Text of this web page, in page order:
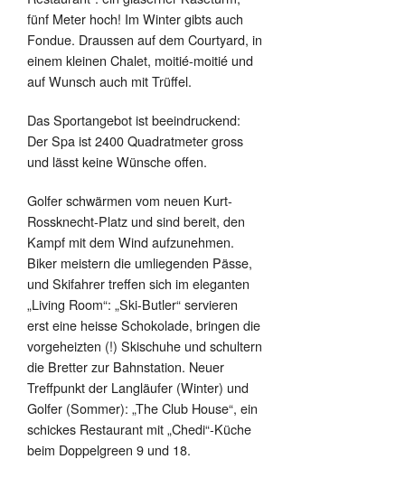
fünf Meter hoch! Im Winter gibts auch
Fondue. Draussen auf dem Courtyard, in
einem kleinen Chalet, moitié-moitié und
auf Wunsch auch mit Trüffel.
Das Sportangebot ist beeindruckend:
Der Spa ist 2400 Quadratmeter gross
und lässt keine Wünsche offen.
Golfer schwärmen vom neuen Kurt-
Rossknecht-Platz und sind bereit, den
Kampf mit dem Wind aufzunehmen.
Biker meistern die umliegenden Pässe,
und Skifahrer treffen sich im eleganten
„Living Room“: „Ski-Butler“ servieren
erst eine heisse Schokolade, bringen die
vorgeheizten (!) Skischuhe und schultern
die Bretter zur Bahnstation. Neuer
Treffpunkt der Langläufer (Winter) und
Golfer (Sommer): „The Club House“, ein
schickes Restaurant mit „Chedi“-Küche
beim Doppelgreen 9 und 18.